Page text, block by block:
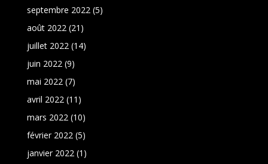
septembre 2022 (5)
août 2022 (21)
juillet 2022 (14)
juin 2022 (9)
mai 2022 (7)
avril 2022 (11)
mars 2022 (10)
février 2022 (5)
janvier 2022 (1)